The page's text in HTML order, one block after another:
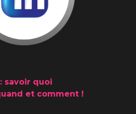
savoir quoi
et comment !